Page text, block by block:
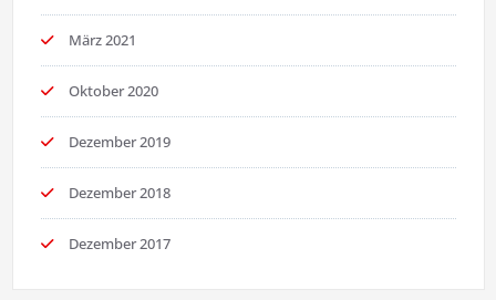
März 2021
Oktober 2020
Dezember 2019
Dezember 2018
Dezember 2017